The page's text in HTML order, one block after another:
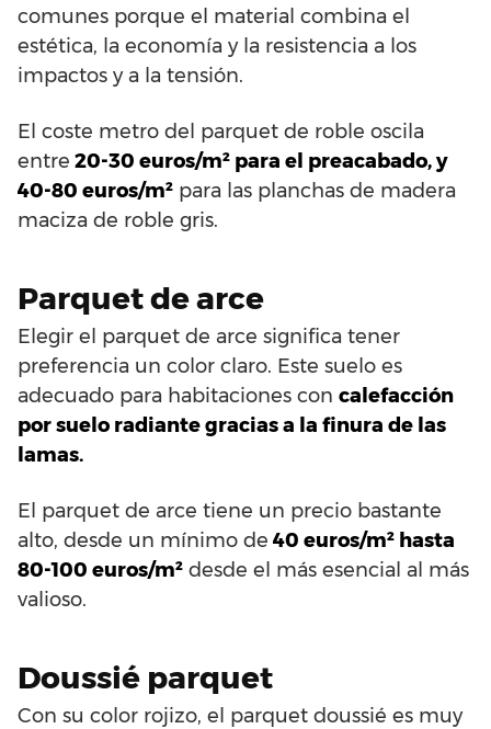
comunes porque el material combina el
estética, la economía y la resistencia a los
impactos y a la tensión.
El coste metro del parquet de roble oscila
entre 20-30 euros/m² para el preacabado, y
40-80 euros/m² para las planchas de madera
maciza de roble gris.
Parquet de arce
Elegir el parquet de arce significa tener
preferencia un color claro. Este suelo es
adecuado para habitaciones con calefacción
por suelo radiante gracias a la finura de las
lamas.
El parquet de arce tiene un precio bastante
alto, desde un mínimo de 40 euros/m² hasta
80-100 euros/m² desde el más esencial al más
valioso.
Doussié parquet
Con su color rojizo, el parquet doussié es muy